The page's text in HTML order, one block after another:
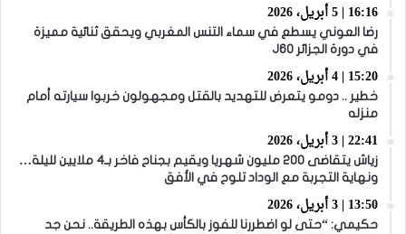
16:16 | 5 أبريل، 2026
رضا العوني يسطع في سماء التنس المغربي ويحقق ثنائية مميزة
في دورة الجزائر J60
15:20 | 4 أبريل، 2026
خطير .. دومو يتعرض للتهديد بالقتل ومجهولون خربوا سيارته أمام
منزله
22:41 | 3 أبريل، 2026
زياش يتقاضى 200 مليون شهريا ويقيم بجناح فاخر بـ4 ملايين لليلة…
ونهاية التجربة مع الوداد تلوح في الأفق
13:50 | 3 أبريل، 2026
حكيمي: “حتى لو اضطررنا للفوز بالكأس بهذه الطريقة.. نحن جد